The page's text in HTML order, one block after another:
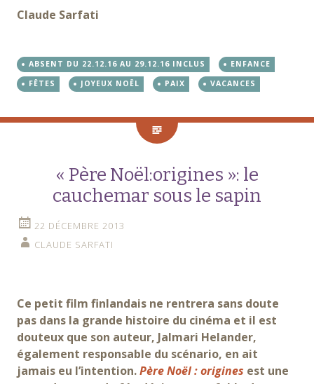
Claude Sarfati
ABSENT DU 22.12.16 AU 29.12.16 INCLUS
ENFANCE
FÊTES
JOYEUX NOËL PAIX VACANCES
« Père Noël:origines »: le
cauchemar sous le sapin
22 DÉCEMBRE 2013
CLAUDE SARFATI
Ce petit film finlandais ne rentrera sans doute
pas dans la grande histoire du cinéma et il est
douteux que son auteur, Jalmari Helander,
également responsable du scénario, en ait
jamais eu l’intention.Père Noël : origines est une